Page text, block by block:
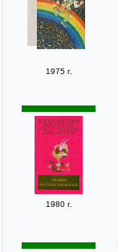
1975 г.
1980 г.